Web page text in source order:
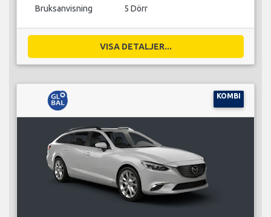
Bruksanvisning 5 Dörr
VISA DETALJER...
KOMBI